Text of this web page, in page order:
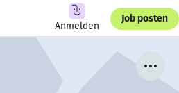
Anmelden
Job posten